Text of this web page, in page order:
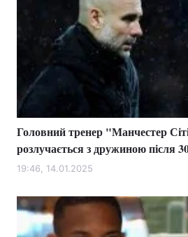
Головний тренер "Манчестер
розлучається з дружиною після
19:46, 14.01.2025